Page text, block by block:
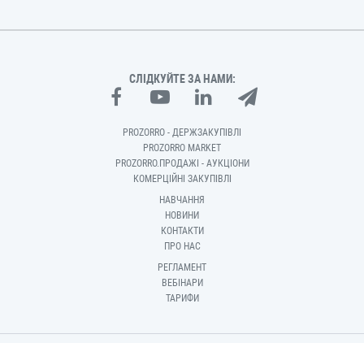
СЛІДКУЙТЕ ЗА НАМИ:
PROZORRO - ДЕРЖЗАКУПІВЛІ
PROZORRO MARKET
PROZORRO.ПРОДАЖІ - АУКЦІОНИ
КОМЕРЦІЙНІ ЗАКУПІВЛІ
НАВЧАННЯ
НОВИНИ
КОНТАКТИ
ПРО НАС
РЕГЛАМЕНТ
ВЕБІНАРИ
ТАРИФИ